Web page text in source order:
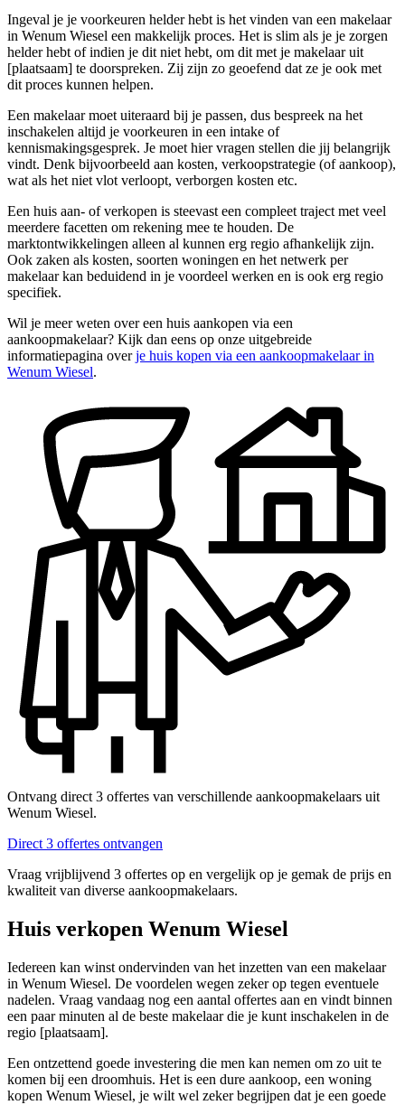
Ingeval je je voorkeuren helder hebt is het vinden van een makelaar
in Wenum Wiesel een makkelijk proces. Het is slim als je je zorgen
helder hebt of indien je dit niet hebt, om dit met je makelaar uit
[plaatsaam] te doorspreken. Zij zijn zo geoefend dat ze je ook met
dit proces kunnen helpen.
Een makelaar moet uiteraard bij je passen, dus bespreek na het
inschakelen altijd je voorkeuren in een intake of
kennismakingsgesprek. Je moet hier vragen stellen die jij belangrijk
vindt. Denk bijvoorbeeld aan kosten, verkoopstrategie (of aankoop),
wat als het niet vlot verloopt, verborgen kosten etc.
Een huis aan- of verkopen is steevast een compleet traject met veel
meerdere facetten om rekening mee te houden. De
marktontwikkelingen alleen al kunnen erg regio afhankelijk zijn.
Ook zaken als kosten, soorten woningen en het netwerk per
makelaar kan beduidend in je voordeel werken en is ook erg regio
specifiek.
Wil je meer weten over een huis aankopen via een
aankoopmakelaar? Kijk dan eens op onze uitgebreide
informatiepagina overje huis kopen via een aankoopmakelaar in
Wenum Wiesel.
Ontvang direct 3 offertes van verschillende aankoopmakelaars uit
Wenum Wiesel.
Direct 3 offertes ontvangen
Vraag vrijblijvend 3 offertes op en vergelijk op je gemak de prijs en
kwaliteit van diverse aankoopmakelaars.
Huis verkopen Wenum Wiesel
Iedereen kan winst ondervinden van het inzetten van een makelaar
in Wenum Wiesel. De voordelen wegen zeker op tegen eventuele
nadelen. Vraag vandaag nog een aantal offertes aan en vindt binnen
een paar minuten al de beste makelaar die je kunt inschakelen in de
regio [plaatsaam].
Een ontzettend goede investering die men kan nemen om zo uit te
komen bij een droomhuis. Het is een dure aankoop, een woning
kopen Wenum Wiesel, je wilt wel zeker begrijpen dat je een goede